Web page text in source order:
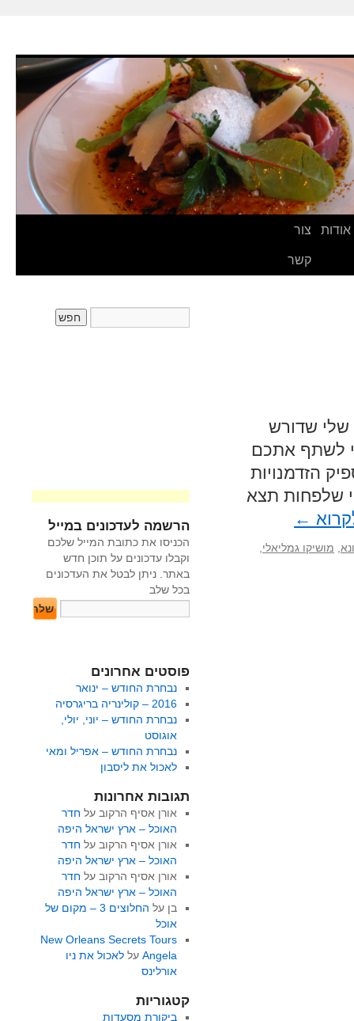
אודות צור
קשר
שלי שדורש
לשתף אתכם
הזדמנויות
שלפחות תצא
←
מושיקו גמליאלי
הרשמה לעדכונים במייל
הכניסו את כתובת המייל שלכם
וקבלו עדכונים על תוכן חדש
באתר. ניתן לבטל את העדכונים
בכל שלב
פוסטים אחרונים
נבחרת החודש – ינואר
2016 – קולינריה בריגרסיה
נבחרת החודש – יוני, יולי,
אוגוסט
נבחרת החודש – אפריל ומאי
לאכול את ליסבון
תגובות אחרונות
אורן אסיף הרקוב על חדר
האוכל – ארץ ישראל היפה
אורן אסיף הרקוב על חדר
האוכל – ארץ ישראל היפה
אורן אסיף הרקוב על חדר
האוכל – ארץ ישראל היפה
בן על
החלוצים 3 – מקום של
אוכל
New Orleans Secrets Tours
Angelaעל לאכול את ניו
אורלינס
קטגוריות
ביקורת מסעדות